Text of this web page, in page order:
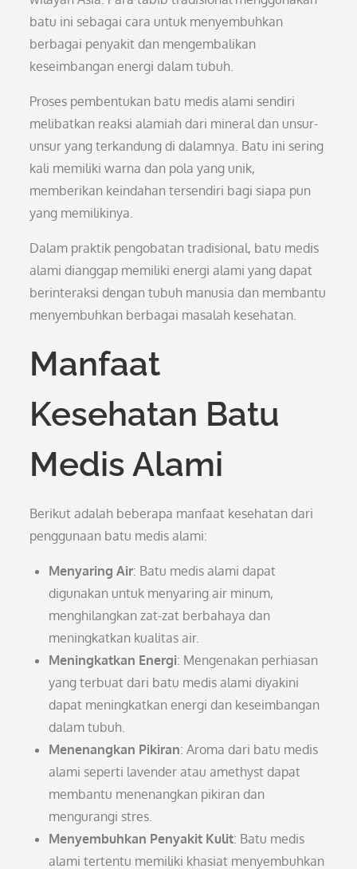
batu ini sebagai cara untuk menyembuhkan
berbagai penyakit dan mengembalikan
keseimbangan energi dalam tubuh.
Proses pembentukan batu medis alami sendiri
melibatkan reaksi alamiah dari mineral dan unsur-
unsur yang terkandung di dalamnya. Batu ini sering
kali memiliki warna dan pola yang unik,
memberikan keindahan tersendiri bagi siapa pun
yang memilikinya.
Dalam praktik pengobatan tradisional, batu medis
alami dianggap memiliki energi alami yang dapat
berinteraksi dengan tubuh manusia dan membantu
menyembuhkan berbagai masalah kesehatan.
Manfaat
Kesehatan Batu
Medis Alami
Berikut adalah beberapa manfaat kesehatan dari
penggunaan batu medis alami:
Menyaring Air: Batu medis alami dapat
digunakan untuk menyaring air minum,
menghilangkan zat-zat berbahaya dan
meningkatkan kualitas air.
Meningkatkan Energi: Mengenakan perhiasan
yang terbuat dari batu medis alami diyakini
dapat meningkatkan energi dan keseimbangan
dalam tubuh.
Menenangkan Pikiran: Aroma dari batu medis
alami seperti lavender atau amethyst dapat
membantu menenangkan pikiran dan
mengurangi stres.
Menyembuhkan Penyakit Kulit: Batu medis
alami tertentu memiliki khasiat menyembuhkan